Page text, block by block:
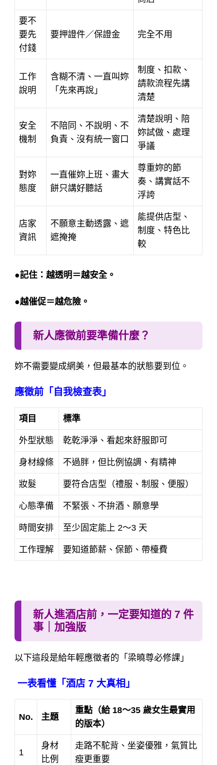
要不
要先
付錢
要押證件／保證金 完全不用
工作
說明
含糊不清、一直叫妳
「先來再說」
制度、扣款、
請款流程先講
清楚
安全
機制
不陪同、不說明、不
負責、沒有統一窗口
清楚說明、陪
妳試做、處理
爭議
對妳
態度
一直催妳上班、畫大
餅只講好聽話
尊重妳的節
奏、講實話不
浮誇
店家
資訊
不願意主動透露、遮
遮掩掩
能提供店型、
制度、特色比
較
●記住：越透明＝越安全。
●越催促＝越危險。
新人應徵前要準備什麼？
妳不需要變成網美，但最基本的狀態要到位。
應徵前「自我檢查表」
項目 標準
外型狀態 乾乾淨淨、看起來舒服即可
身材線條 不過胖，但比例協調、有精神
妝髮 要符合店型（禮服、制服、便服）
心態準備 不緊張、不拚酒、願意學
時間安排 至少固定能上 2～3 天
工作理解 要知道節薪、保節、帶檯費
新人進酒店前，一定要知道的 7 件
事｜加強版
以下這段是給年輕應徵者的「梁曉尊必修課」
一表看懂「酒店 7 大真相」
No. 主題
重點（給 18～35 歲女生最實用
的版本）
1
身材
比例
走路不駝背、坐姿優雅，氣質比
瘦更重要